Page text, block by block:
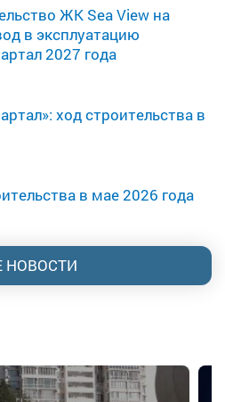
ЖК Sea View на
в эксплуатацию
2027 года
ход строительства в
в мае 2026 года
НОВОСТИ